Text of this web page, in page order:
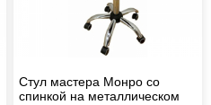
Стул мастера Монро со
спинкой на металлическом